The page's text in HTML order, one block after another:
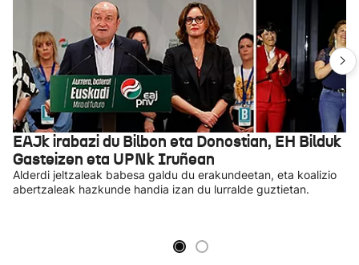
EAJk irabazi du Bilbon eta Donostian, EH Bilduk
Gasteizen eta UPNk Iruñean
Alderdi jeltzaleak babesa galdu du erakundeetan, eta koalizio
abertzaleak hazkunde handia izan du lurralde guztietan.